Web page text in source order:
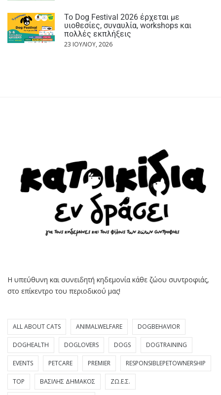
Το Dog Festival 2026 έρχεται με
υιοθεσίες, συναυλία, workshops και
πολλές εκπλήξεις
23 ΙΟΥΛΊΟΥ, 2026
Η υπεύθυνη και συνειδητή κηδεμονία κάθε ζώου συντροφιάς,
στο επίκεντρο του περιοδικού μας!
ALL ABOUT CATS ANIMALWELFARE DOGBEHAVIOR
DOGHEALTH DOGLOVERS DOGS DOGTRAINING
EVENTS PETCARE PREMIER RESPONSIBLEPETOWNERSHIP
TOP ΒΑΣΊΛΗΣ ΔΗΜΆΚΟΣ ΖΩ.Ε.Σ.